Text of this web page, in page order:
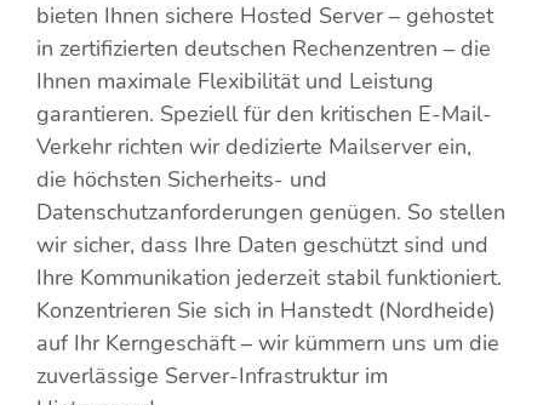
bieten Ihnen sichere Hosted Server – gehostet
in zertifizierten deutschen Rechenzentren – die
Ihnen maximale Flexibilität und Leistung
garantieren. Speziell für den kritischen E-Mail-
Verkehr richten wir dedizierte Mailserver ein,
die höchsten Sicherheits- und
Datenschutzanforderungen genügen. So stellen
wir sicher, dass Ihre Daten geschützt sind und
Ihre Kommunikation jederzeit stabil funktioniert.
Konzentrieren Sie sich in Hanstedt (Nordheide)
auf Ihr Kerngeschäft – wir kümmern uns um die
zuverlässige Server-Infrastruktur im